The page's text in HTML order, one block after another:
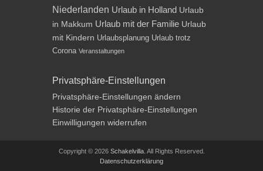
Niederlanden Urlaub in Holland Urlaub
in Makkum Urlaub mit der Familie Urlaub
mit Kindern Urlaubsplanung Urlaub trotz
Corona Veranstaltungen
Privatsphäre-Einstellungen
Privatsphäre-Einstellungen ändern
Historie der Privatsphäre-Einstellungen
Einwilligungen widerrufen
Copyright © 2026 Schakelvilla. All Rights Reserved.
Datenschutzerklärung